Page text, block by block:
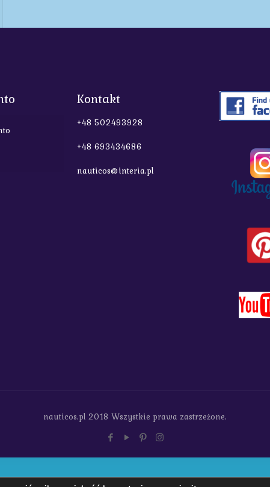
Kontakt
+48 502493928
+48 693434686
nauticos@interia.pl
nauticos.pl 2018 Wszystkie prawa zastrzeżone.